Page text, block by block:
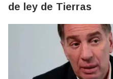
de ley de Tierras